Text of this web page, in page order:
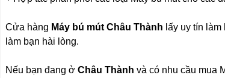
Cửa hàng Máy bú mút Châu Thành lấy uy tín
làm bạn hài lòng.
Nếu bạn đang ở Châu Thành và có nhu cầu mua